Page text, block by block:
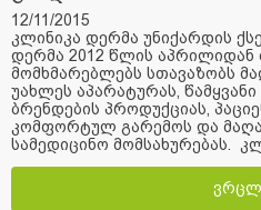
12/11/2015
კლინიკა დერმა უნიქარდის
დერმა 2012 წლის აპრილიდან
მომხმარებლებს სთავაზობს
უახლეს აპარატურას,
ბრენდების პროდუქციას,
კომფორტულ გარემოს და
სამედიცინო მომსახურებას.